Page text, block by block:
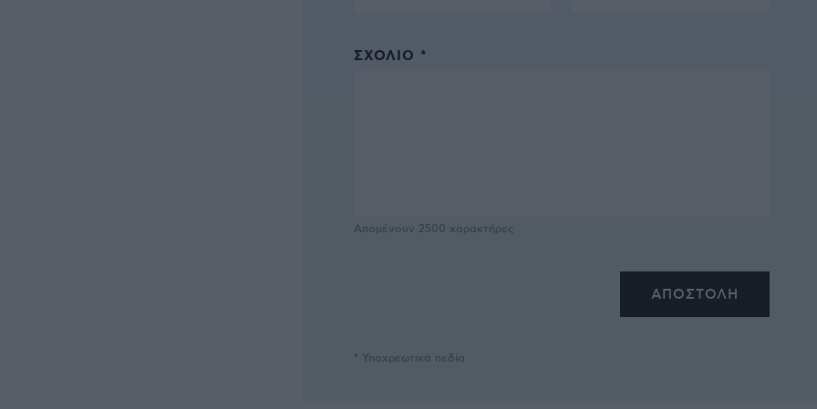
ΣΧΌΛΙΟ *
Απομένουν 2500 χαρακτήρες
* Υποχρεωτικά πεδία